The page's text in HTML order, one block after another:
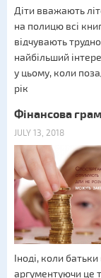
Діти вважають
на полицю всі
відчувають
найбільший
у цьому, коли
рік
Фінансова
JULY 13, 2018
Іноді, коли
аргументуючи це